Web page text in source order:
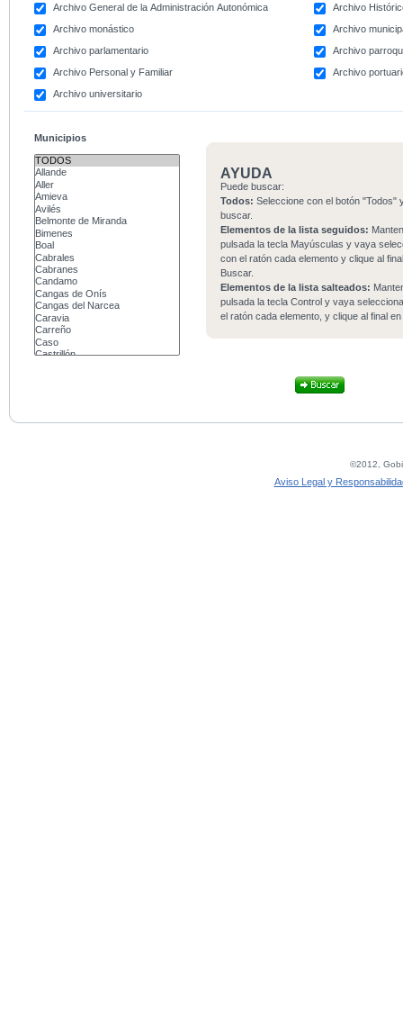
Archivo General de la Administración Autonómica
Archivo
Archivo monástico
Archivo
Archivo parlamentario
Archivo
Archivo Personal y Familiar
Archivo
Archivo universitario
Municipios
AYUDA
Puede buscar:
Todos: Seleccione con el botón "Todos"
buscar.
Elementos de la lista seguidos:
pulsada la tecla Mayúsculas y vaya
con el ratón cada elemento y clique al
Buscar.
Elementos de la lista salteados:
pulsada la tecla Control y vaya
el ratón cada elemento, y clique al final
©2012,
Aviso Legal y